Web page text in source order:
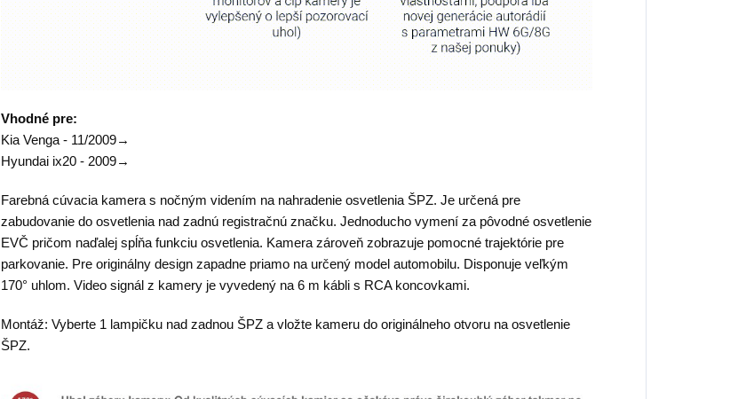
Vhodné pre:
Kia Venga - 11/2009→
Hyundai ix20 - 2009→
Farebná cúvacia kamera s nočným videním na nahradenie osvetlenia ŠPZ. Je určená pre
zabudovanie do osvetlenia nad zadnú registračnú značku. Jednoducho vymení za pôvodné osvetlenie
EVČ pričom naďalej spĺňa funkciu osvetlenia. Kamera zároveň zobrazuje pomocné trajektórie pre
parkovanie. Pre originálny design zapadne priamo na určený model automobilu. Disponuje veľkým
170° uhlom. Video signál z kamery je vyvedený na 6 m kábli s RCA koncovkami.
Montáž: Vyberte 1 lampičku nad zadnou ŠPZ a vložte kameru do originálneho otvoru na osvetlenie
ŠPZ.